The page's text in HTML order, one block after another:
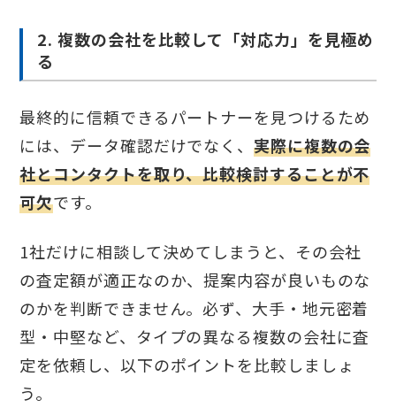
2. 複数の会社を比較して「対応力」を見極め
る
最終的に信頼できるパートナーを見つけるため
には、データ確認だけでなく、実際に複数の会
社とコンタクトを取り、比較検討することが不
可欠です。
1社だけに相談して決めてしまうと、その会社
の査定額が適正なのか、提案内容が良いものな
のかを判断できません。必ず、大手・地元密着
型・中堅など、タイプの異なる複数の会社に査
定を依頼し、以下のポイントを比較しましょ
う。